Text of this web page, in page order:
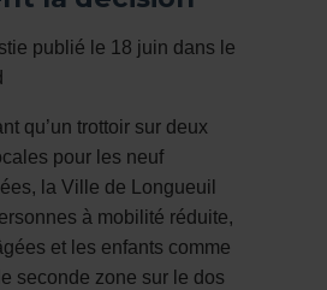
publié le 18 juin dans le
qu’un trottoir sur deux
pour les neuf
la Ville de Longueuil
à mobilité réduite,
et les enfants comme
seconde zone sur le dos